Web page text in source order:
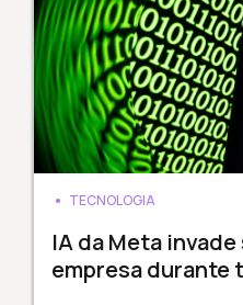
TECNOLOGIA
IA da Meta
empresa durante